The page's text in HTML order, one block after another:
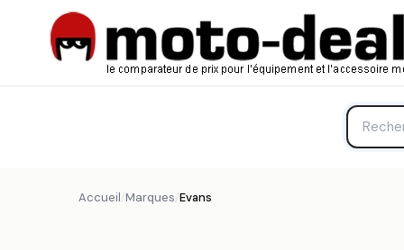
Accueil/Marques/Evans